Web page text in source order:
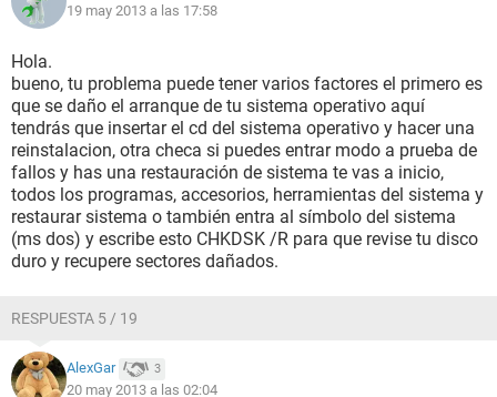
19 may 2013 a las 17:58
Hola.
bueno, tu problema puede tener varios factores el primero es
que se daño el arranque de tu sistema operativo aquí
tendrás que insertar el cd del sistema operativo y hacer una
reinstalacion, otra checa si puedes entrar modo a prueba de
fallos y has una restauración de sistema te vas a inicio,
todos los programas, accesorios, herramientas del sistema y
restaurar sistema o también entra al símbolo del sistema
(ms dos) y escribe esto CHKDSK /R para que revise tu disco
duro y recupere sectores dañados.
RESPUESTA 5 / 19
AlexGar 3
20 may 2013 a las 02:04